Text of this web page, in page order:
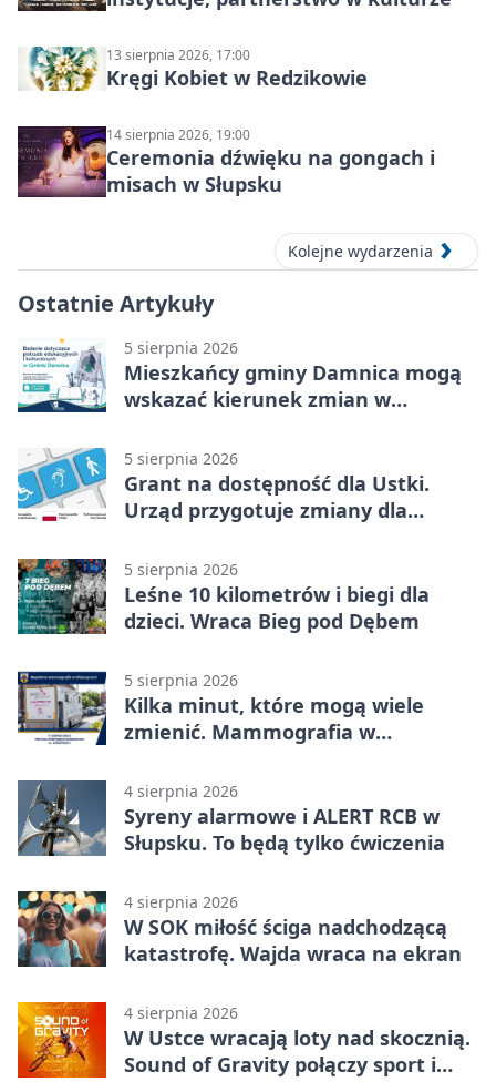
13 sierpnia 2026, 17:00
Kręgi Kobiet w Redzikowie
14 sierpnia 2026, 19:00
Ceremonia dźwięku na gongach i
misach w Słupsku
Kolejne wydarzenia
Ostatnie Artykuły
5 sierpnia 2026
Mieszkańcy gminy Damnica mogą
wskazać kierunek zmian w
5 sierpnia 2026
Grant na dostępność dla Ustki.
Urząd przygotuje zmiany dla
5 sierpnia 2026
Leśne 10 kilometrów i biegi dla
dzieci. Wraca Bieg pod Dębem
5 sierpnia 2026
Kilka minut, które mogą wiele
zmienić. Mammografia w
4 sierpnia 2026
Syreny alarmowe i ALERT RCB w
Słupsku. To będą tylko ćwiczenia
4 sierpnia 2026
W SOK miłość ściga nadchodzącą
katastrofę. Wajda wraca na ekran
4 sierpnia 2026
W Ustce wracają loty nad skocznią.
Sound of Gravity połączy sport i